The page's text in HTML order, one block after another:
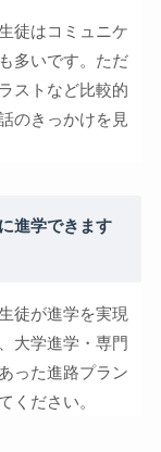
徒はコミュニケ
多いです。ただ
ストなど比較的
のきっかけを見
進学できます
徒が進学を実現
大学進学・専門
った進路プラン
ください。